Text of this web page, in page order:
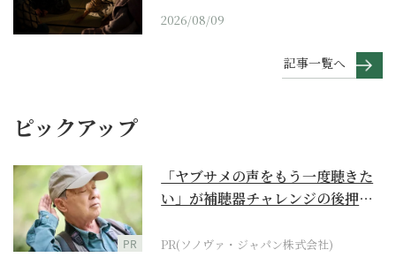
2026/08/09
記事一覧へ
ピックアップ
PR
「ヤブサメの声をもう一度聴きた
い」が補聴器チャレンジの後押し
PR(ソノヴァ・ジャパン株式会社)